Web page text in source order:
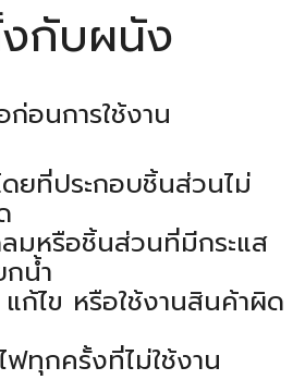
กับผนัง
อนการใช้งาน
ยที่ประกอบชิ้นส่วนไม่
มหรือชิ้นส่วนที่มีกระแส
น้ำ
ก้ไข หรือใช้งานสินค้าผิด
ทุกครั้งที่ไม่ใช้งาน